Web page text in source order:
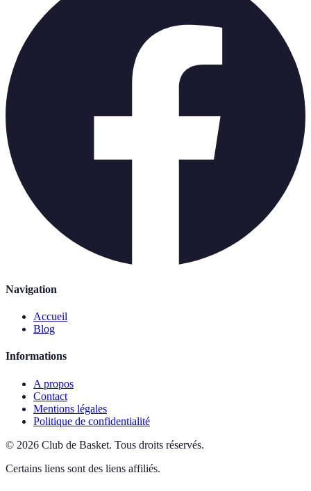
Navigation
Accueil
Blog
Informations
A propos
Contact
Mentions légales
Politique de confidentialité
© 2026 Club de Basket. Tous droits réservés.
Certains liens sont des liens affiliés.